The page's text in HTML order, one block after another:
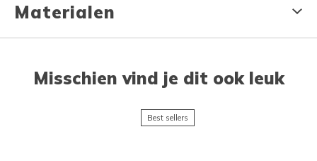
Materialen
Misschien vind je dit ook leuk
Best sellers